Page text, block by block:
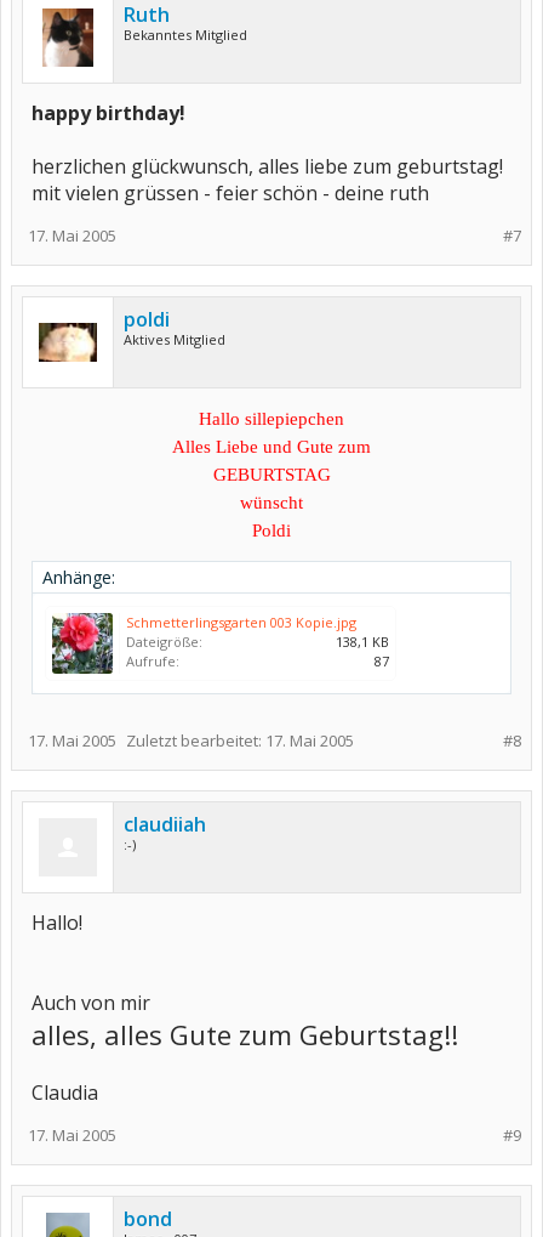
Ruth
Bekanntes Mitglied
happy birthday!
herzlichen glückwunsch, alles liebe zum geburtstag!
mit vielen grüssen - feier schön - deine ruth
#7
17. Mai 2005
poldi
Aktives Mitglied
Hallo sillepiepchen
Alles Liebe und Gute zum
GEBURTSTAG
wünscht
Poldi
Anhänge:
Schmetterlingsgarten 003 Kopie.jpg
Dateigröße:
138,1 KB
Aufrufe:
87
#8
17. Mai 2005 Zuletzt bearbeitet: 17. Mai 2005
claudiiah
:-)
Hallo!
Auch von mir
alles, alles Gute zum Geburtstag!!
Claudia
#9
17. Mai 2005
bond